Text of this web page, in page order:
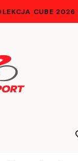
CUBE 2026